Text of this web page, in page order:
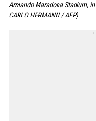
Armando Maradona Stadium,
CARLO HERMANN / AFP)